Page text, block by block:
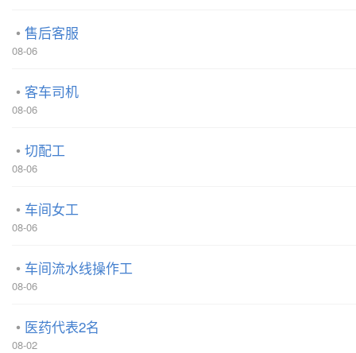
售后客服
08-06
客车司机
08-06
切配工
08-06
车间女工
08-06
车间流水线操作工
08-06
医药代表2名
08-02